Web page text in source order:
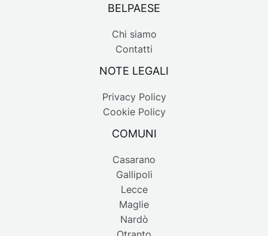
BELPAESE
Chi siamo
Contatti
NOTE LEGALI
Privacy Policy
Cookie Policy
COMUNI
Casarano
Gallipoli
Lecce
Maglie
Nardò